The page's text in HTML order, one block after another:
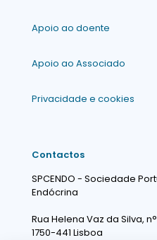
Apoio ao doente
Apoio ao Associado
Privacidade e cookies
Contactos
SPCENDO - Sociedade
Endócrina
Rua Helena Vaz da Silva, n°
1750-441 Lisboa